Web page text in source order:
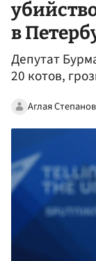
в
Депутат
20 котов,
Аглая